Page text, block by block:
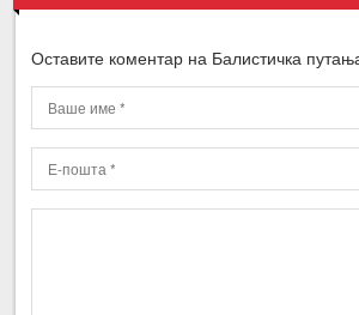
Оставите коментар на Балистичка